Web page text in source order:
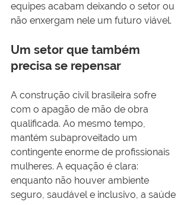
equipes acabam deixando o setor ou
não enxergam nele um futuro viável.
Um setor que também
precisa se repensar
A construção civil brasileira sofre
com o apagão de mão de obra
qualificada. Ao mesmo tempo,
mantém subaproveitado um
contingente enorme de profissionais
mulheres. A equação é clara:
enquanto não houver ambiente
seguro, saudável e inclusivo, a saúde